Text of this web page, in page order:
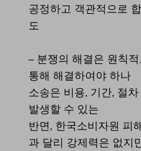
공정하고 객관적으로
도
– 분쟁의 해결은 원칙
통해 해결하여야 하나
소송은 비용, 기간, 절
발생할 수 있는
반면, 한국소비자원 피
과 달리 강제력은 없지